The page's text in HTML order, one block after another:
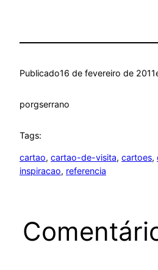
Publicado16 de fevereiro de 2011
porgserrano
Tags:
cartao, cartao-de-visita, cartoes,
inspiracao, referencia